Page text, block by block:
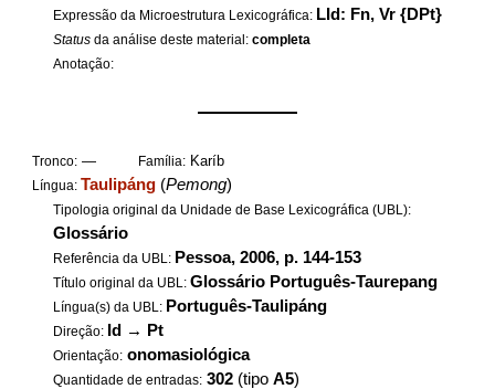
Expressão da Microestrutura Lexicográfica: LId: Fn, Vr {DPt}
Status da análise deste material:completa
Anotação:
——————
Tronco: — Família: Karíb
Língua: Taulipáng (Pemong)
Tipologia original da Unidade de Base Lexicográfica (UBL):
Glossário
Referência da UBL: Pessoa, 2006, p. 144-153
Título original da UBL:Glossário Português-Taurepang
Língua(s) da UBL: Português-Taulipáng
Direção: Id → Pt
Orientação: onomasiológica
Quantidade de entradas: 302 (tipoA5)